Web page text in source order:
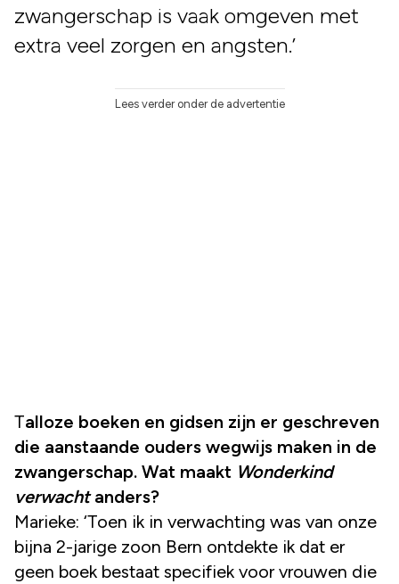
zwangerschap is vaak omgeven met
extra veel zorgen en angsten.’
Lees verder onder de advertentie
Talloze boeken en gidsen zijn er geschreven
die aanstaande ouders wegwijs maken in de
zwangerschap. Wat maakt Wonderkind
verwachtanders?
Marieke: ‘Toen ik in verwachting was van onze
bijna 2-jarige zoon Bern ontdekte ik dat er
geen boek bestaat specifiek voor vrouwen die